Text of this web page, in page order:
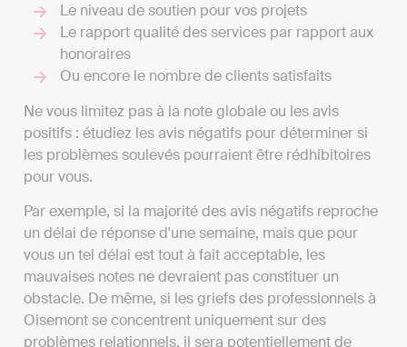
Le niveau de soutien pour vos projets
Le rapport qualité des services par rapport aux
honoraires
Ou encore le nombre de clients satisfaits
Ne vous limitez pas à la note globale ou les avis
positifs : étudiez les avis négatifs pour déterminer si
les problèmes soulevés pourraient être rédhibitoires
pour vous.
Par exemple, si la majorité des avis négatifs reproche
un délai de réponse d'une semaine, mais que pour
vous un tel délai est tout à fait acceptable, les
mauvaises notes ne devraient pas constituer un
obstacle. De même, si les griefs des professionnels à
Oisemont se concentrent uniquement sur des
problèmes relationnels, il sera potentiellement de